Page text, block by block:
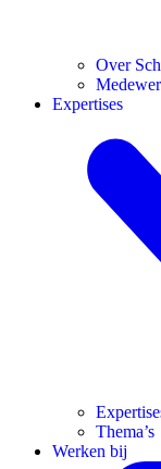
Over
Expertises
Thema’s
Werken bij